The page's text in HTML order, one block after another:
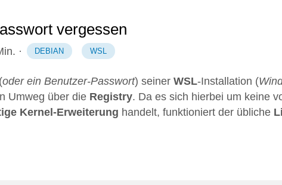
vergessen
· DEBIAN WSL
oder ein Benutzer-Passwort) seiner WSL-Installation (
Umweg über die Registry. Da es sich hierbei um keine
Kernel-Erweiterung handelt, funktioniert der übliche